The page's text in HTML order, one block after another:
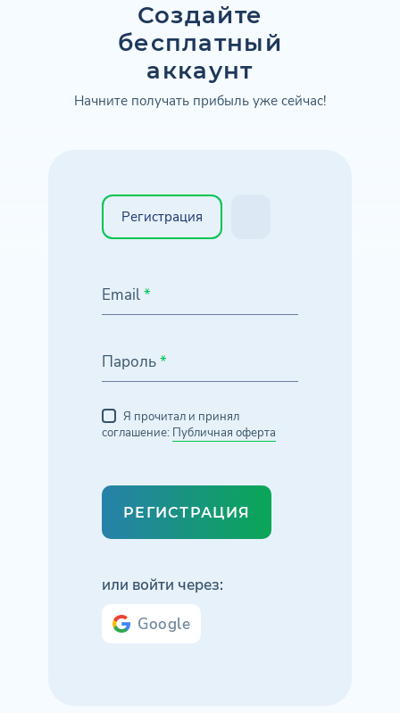
Создайте
бесплатный
аккаунт
Начните получать прибыль уже сейчас!
Регистрация
Email*
Пароль*
Я прочитал и принял
соглашение: Публичная оферта
РЕГИСТРАЦИЯ
или войти через:
Google